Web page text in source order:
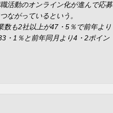
活動のオンライン化が進んで応募
ながっているという。
数も2社以上が47・5％で前年より
・1％と前年同月より4・2ポイン